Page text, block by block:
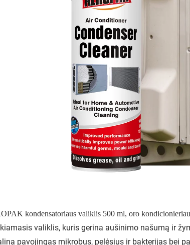
kondensatoriaus valiklis 500 ml, oro
valiklis, kuris gerina aušinimo našumą ir
pavojingas mikrobus, pelėsius ir bakterijas bei